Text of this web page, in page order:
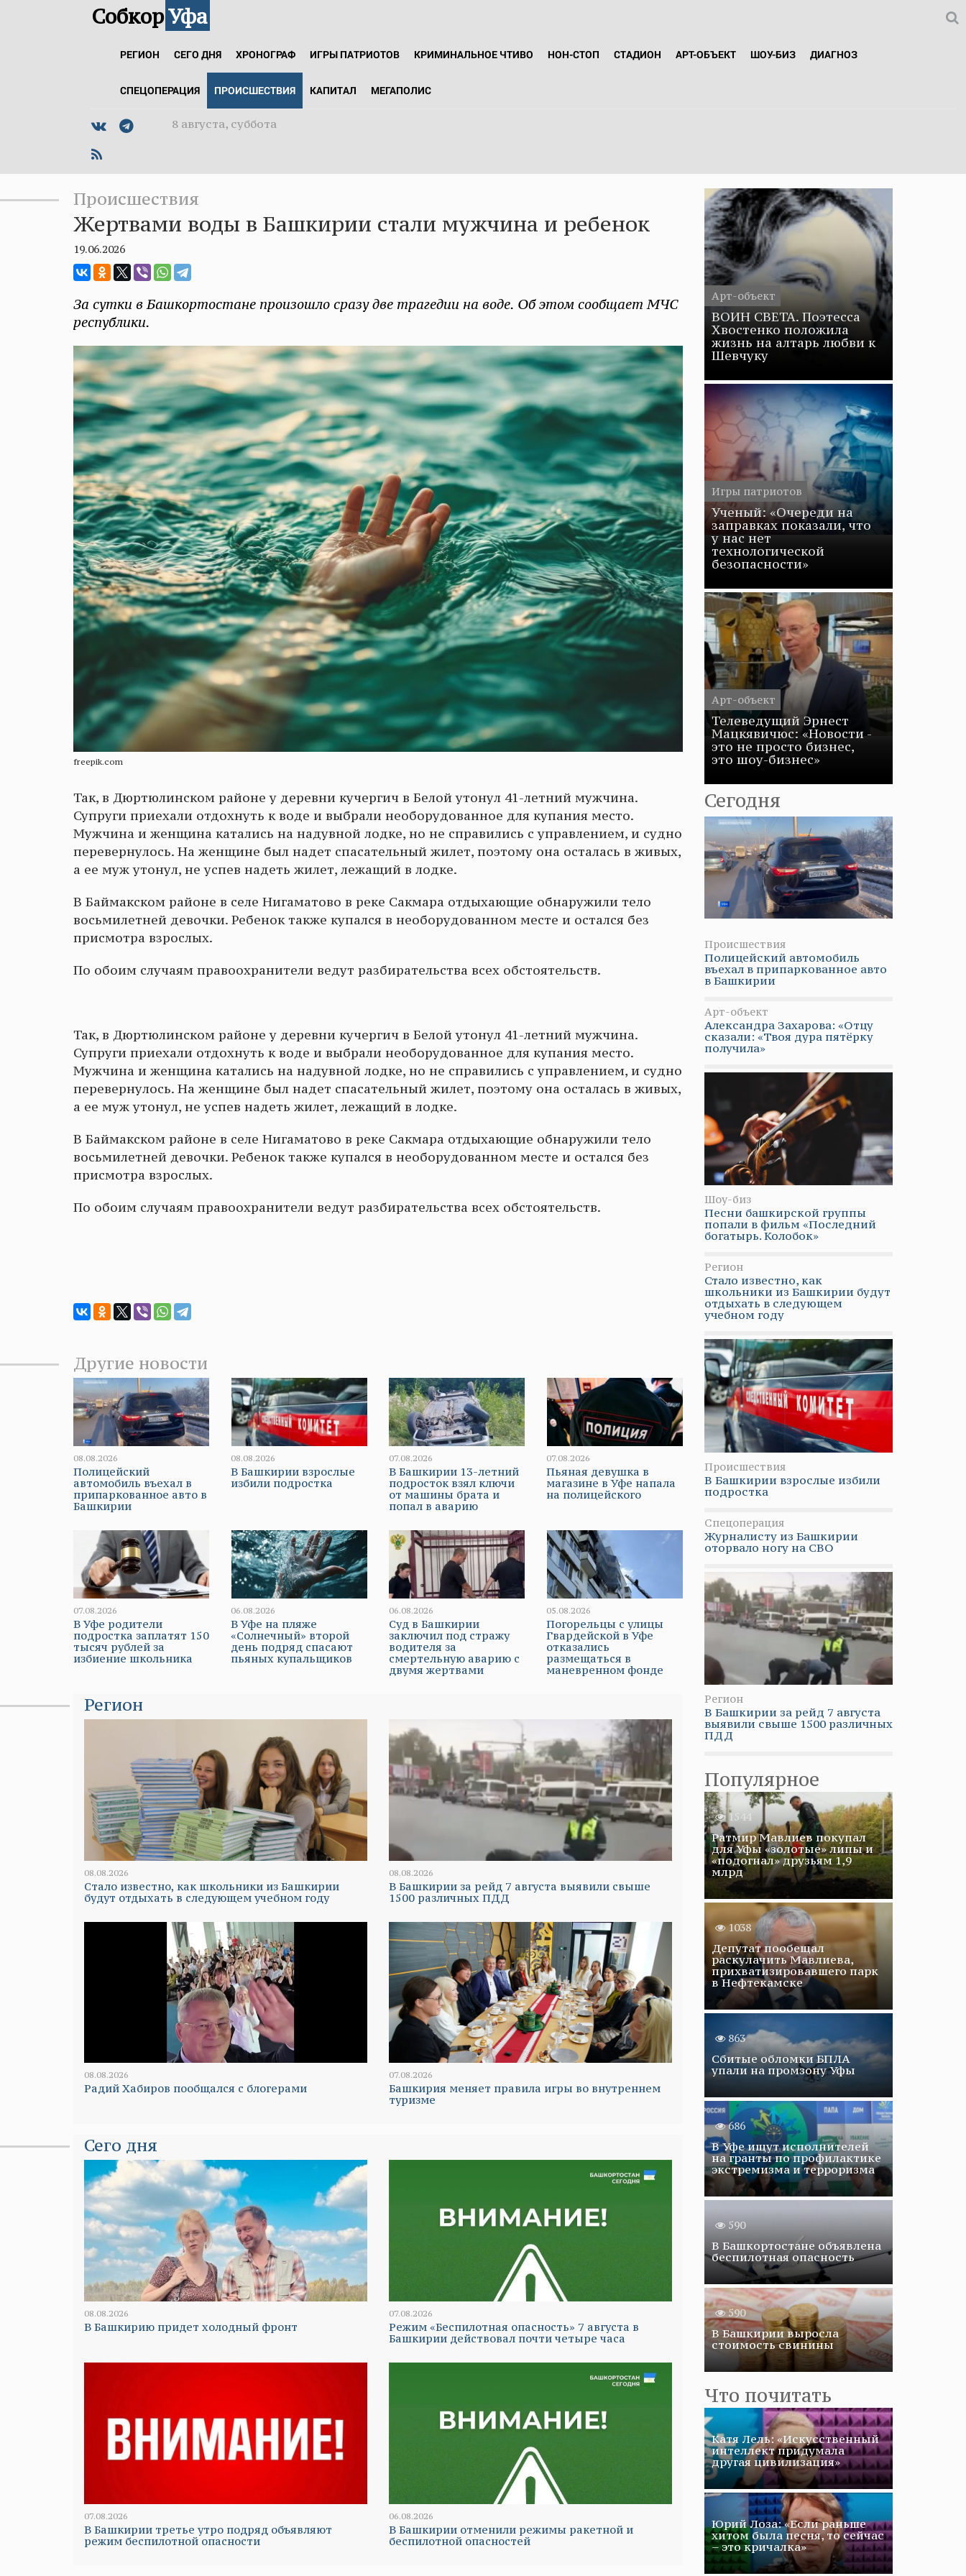
СобкорУфа
РЕГИОН СЕГО ДНЯ ХРОНОГРАФ ИГРЫ ПАТРИОТОВ КРИМИНАЛЬНОЕ ЧТИВО НОН-СТОП СТАДИОН АРТ-ОБЪЕКТ ШОУ-БИЗ ДИАГНОЗ
СПЕЦОПЕРАЦИЯ ПРОИСШЕСТВИЯ КАПИТАЛ МЕГАПОЛИС
8 августа, суббота
Происшествия
Жертвами воды в Башкирии стали мужчина и ребенок
19.06.2026
За сутки в Башкортостане произошло сразу две трагедии на воде. Об этом сообщает МЧС
республики.
freepik.com
Так, в Дюртюлинском районе у деревни кучергич в Белой утонул 41-летний мужчина.
Супруги приехали отдохнуть к воде и выбрали необорудованное для купания место.
Мужчина и женщина катались на надувной лодке, но не справились с управлением, и судно
перевернулось. На женщине был надет спасательный жилет, поэтому она осталась в живых,
а ее муж утонул, не успев надеть жилет, лежащий в лодке.
В Баймакском районе в селе Нигаматово в реке Сакмара отдыхающие обнаружили тело
восьмилетней девочки. Ребенок также купался в необорудованном месте и остался без
присмотра взрослых.
По обоим случаям правоохранители ведут разбирательства всех обстоятельств.
Так, в Дюртюлинском районе у деревни кучергич в Белой утонул 41-летний мужчина.
Супруги приехали отдохнуть к воде и выбрали необорудованное для купания место.
Мужчина и женщина катались на надувной лодке, но не справились с управлением, и судно
перевернулось. На женщине был надет спасательный жилет, поэтому она осталась в живых,
а ее муж утонул, не успев надеть жилет, лежащий в лодке.
В Баймакском районе в селе Нигаматово в реке Сакмара отдыхающие обнаружили тело
восьмилетней девочки. Ребенок также купался в необорудованном месте и остался без
присмотра взрослых.
По обоим случаям правоохранители ведут разбирательства всех обстоятельств.
Другие новости
08.08.2026
Полицейский
автомобиль въехал в
припаркованное авто в
Башкирии
08.08.2026
В Башкирии взрослые
избили подростка
07.08.2026
В Башкирии 13-летний
подросток взял ключи
от машины брата и
попал в аварию
07.08.2026
Пьяная девушка в
магазине в Уфе напала
на полицейского
07.08.2026
В Уфе родители
подростка заплатят 150
тысяч рублей за
избиение школьника
06.08.2026
В Уфе на пляже
«Солнечный» второй
день подряд спасают
пьяных купальщиков
06.08.2026
Суд в Башкирии
заключил под стражу
водителя за
смертельную аварию с
двумя жертвами
05.08.2026
Погорельцы с улицы
Гвардейской в Уфе
отказались
размещаться в
маневренном фонде
Регион
08.08.2026
Стало известно, как школьники из Башкирии
будут отдыхать в следующем учебном году
08.08.2026
В Башкирии за рейд 7 августа выявили свыше
1500 различных ПДД
08.08.2026
Радий Хабиров пообщался с блогерами
07.08.2026
Башкирия меняет правила игры во внутреннем
туризме
Сего дня
08.08.2026
В Башкирию придет холодный фронт
07.08.2026
Режим «Беспилотная опасность» 7 августа в
Башкирии действовал почти четыре часа
07.08.2026
В Башкирии третье утро подряд объявляют
режим беспилотной опасности
06.08.2026
В Башкирии отменили режимы ракетной и
беспилотной опасностей
Арт-объект
ВОИН СВЕТА. Поэтесса
Хвостенко положила
жизнь на алтарь любви к
Шевчуку
Игры патриотов
Ученый: «Очереди на
заправках показали, что
у нас нет
технологической
безопасности»
Арт-объект
Телеведущий Эрнест
Мацкявичюс: «Новости -
это не просто бизнес,
это шоу-бизнес»
Сегодня
Происшествия
Полицейский автомобиль
въехал в припаркованное авто
в Башкирии
Арт-объект
Александра Захарова: «Отцу
сказали: «Твоя дура пятёрку
получила»
Шоу-биз
Песни башкирской группы
попали в фильм «Последний
богатырь. Колобок»
Регион
Стало известно, как
школьники из Башкирии будут
отдыхать в следующем
учебном году
Происшествия
В Башкирии взрослые избили
подростка
Спецоперация
Журналисту из Башкирии
оторвало ногу на СВО
Регион
В Башкирии за рейд 7 августа
выявили свыше 1500 различных
ПДД
Популярное
1544
Ратмир Мавлиев покупал
для Уфы «золотые» липы и
«подогнал» друзьям 1,9
млрд
1038
Депутат пообещал
раскулачить Мавлиева,
прихватизировавшего парк
в Нефтекамске
863
Сбитые обломки БПЛА
упали на промзону Уфы
686
В Уфе ищут исполнителей
на гранты по профилактике
экстремизма и терроризма
590
В Башкортостане объявлена
беспилотная опасность
590
В Башкирии выросла
стоимость свинины
Что почитать
Катя Лель: «Искусственный
интеллект придумала
другая цивилизация»
Юрий Лоза: «Если раньше
хитом была песня, то сейчас
– это кричалка»